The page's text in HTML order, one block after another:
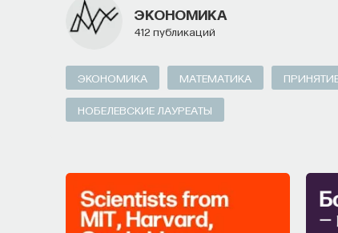
ЭКОНОМИКА
412 публикаций
ЭКОНОМИКА МАТЕМАТИКА
НОБЕЛЕВСКИЕ ЛАУРЕАТЫ
МЕДИЦИНА СОН